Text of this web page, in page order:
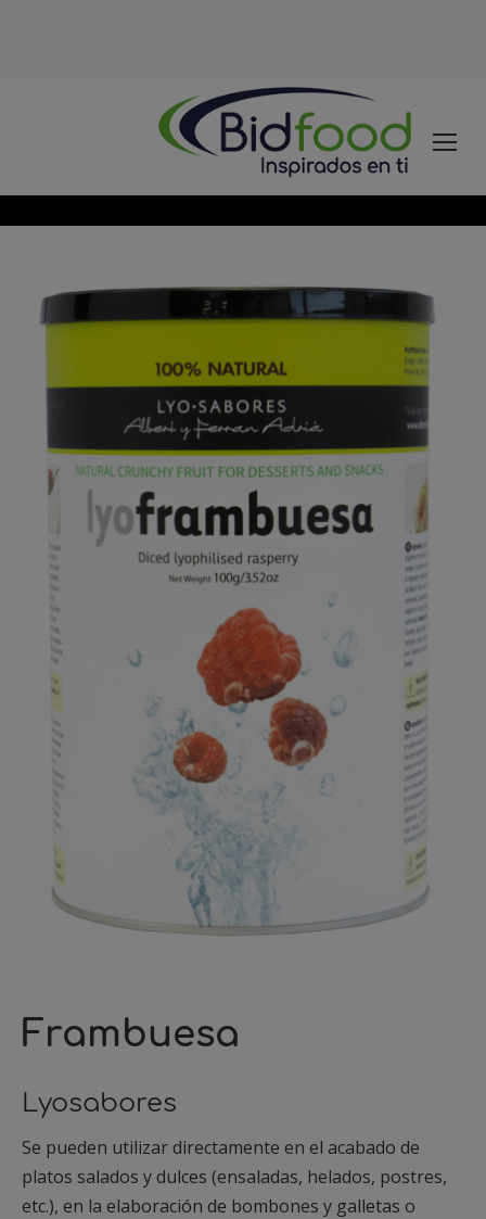
Frambuesa
Lyosabores
Se pueden utilizar directamente en el acabado de
platos salados y dulces (ensaladas, helados, postres,
etc.), en la elaboración de bombones y galletas o